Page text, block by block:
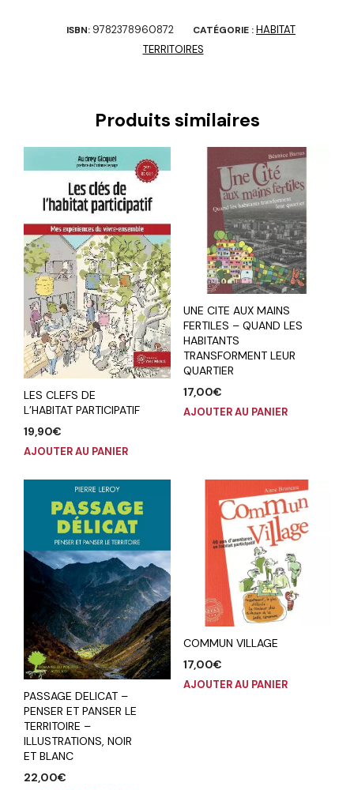
ISBN: 9782378960872 CATÉGORIE :HABITAT
TERRITOIRES
Produits similaires
LES CLEFS DE
L’HABITAT PARTICIPATIF
19,90€
AJOUTER AU PANIER
UNE CITE AUX MAINS
FERTILES – QUAND LES
HABITANTS
TRANSFORMENT LEUR
QUARTIER
17,00€
AJOUTER AU PANIER
PASSAGE DELICAT –
PENSER ET PANSER LE
TERRITOIRE –
ILLUSTRATIONS, NOIR
ET BLANC
22,00€
COMMUN VILLAGE
17,00€
AJOUTER AU PANIER